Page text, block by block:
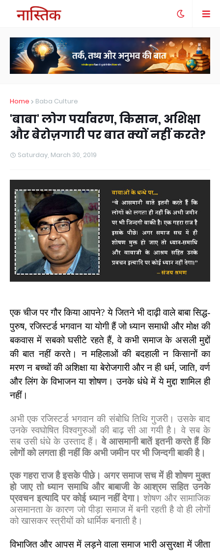
Home Baba Culture
'बाबा' लोग पर्यावरण, किसान, अशिक्षा
और बेरोज़गारी पर बात क्यों नहीं करते?
Saturday, March 30, 2019
एक चीज पर गौर किया आपने?ये जितने भी दाढ़ी वाले बाबा सिद्ध-
पुरुष,रजिस्टर्ड भगवान या योगी हैं जो ध्यान समाधी और मोक्ष की
बकवास में सबको घसीटे रहते हैं, वे कभी समाज के असली मुद्दों
की बात नहीं करते। न महिलाओं की बदहाली न किसानों का
मरण न बच्चों की अशिक्षा या बेरोजगारी और न ही धर्म, जाति, वर्ण
और लिंग के विभाजन या शोषण।उनके धंधे में ये मुद्दा शामिल ही
नहीं।
अभी एक रजिस्टर्ड भगवान की संबोधि तिथि गुजरी। उसके बाद
उनके स्वघोषित विश्वगुरुओं की बाढ़ सी आ गयी है। वे सब के
सब उसी धंधे के उस्ताद हैं।वे आसमानी बातें इतनी करते हैं कि
लोगों को लगता ही नहीं कि अभी जमीन पर भी जिन्दगी बाकी है।
एक गहरा राज है इसके पीछे। अगर समाज सच में ही शोषण मुक्त
हो जाए तो ध्यान समाधि और बाबाजी के आश्रम सहित उनके
प्रवचन इत्यादि पर कोई ध्यान नहीं देगा। शोषण और सामाजिक
असमानता के कारण जो पीड़ा समाज में बनी रहती है वो ही लोगों
को खासकर स्त्रीयों को धार्मिक बनाती है।
विभाजित और आपस में लड़ने वाला समाज भारी असुरक्षा में जीता